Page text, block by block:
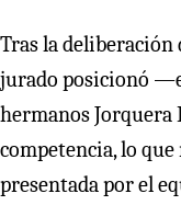
Tras la
jurado posicionó
hermanos Jorquera
competencia, lo
presentada por el